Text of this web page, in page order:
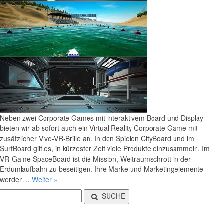
Neben zwei Corporate Games mit interaktivem Board und Display
bieten wir ab sofort auch ein Virtual Reality Corporate Game mit
zusätzlicher Vive-VR-Brille an. In den Spielen CityBoard und im
SurfBoard gilt es, in kürzester Zeit viele Produkte einzusammeln. Im
VR-Game SpaceBoard ist die Mission, Weltraumschrott in der
Erdumlaufbahn zu beseitigen. Ihre Marke und Marketingelemente
werden… Weiter »
SUCHE